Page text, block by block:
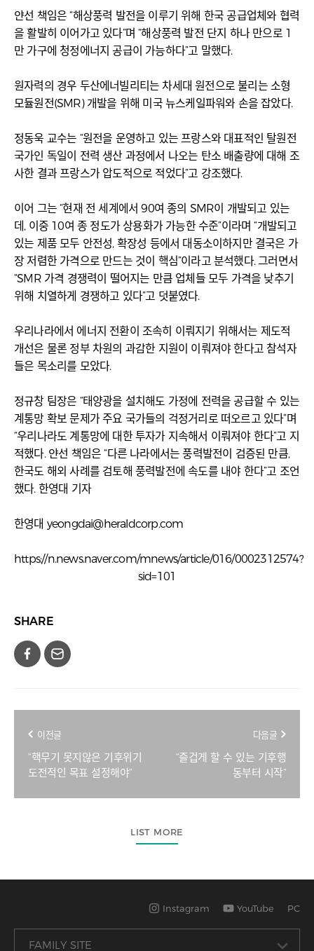
얀선 책임은 “해상풍력 발전을 이루기 위해 한국 공급업체와 협력
을 활발히 이어가고 있다”며 “해상풍력 발전 단지 하나 만으로 1
만 가구에 청정에너지 공급이 가능하다”고 말했다.
원자력의 경우 두산에너빌리티는 차세대 원전으로 불리는 소형
모듈원전(SMR) 개발을 위해 미국 뉴스케일파워와 손을 잡았다.
정동욱 교수는 “원전을 운영하고 있는 프랑스와 대표적인 탈원전
국가인 독일이 전력 생산 과정에서 나오는 탄소 배출량에 대해 조
사한 결과 프랑스가 압도적으로 적었다”고 강조했다.
이어 그는 “현재 전 세계에서 90여 종의 SMR이 개발되고 있는
데, 이중 10여 종 정도가 상용화가 가능한 수준”이라며 “개발되고
있는 제품 모두 안전성, 확장성 등에서 대동소이하지만 결국은 가
장 저렴한 가격으로 만드는 것이 핵심”이라고 분석했다. 그러면서
“SMR 가격 경쟁력이 떨어지는 만큼 업체들 모두 가격을 낮추기
위해 치열하게 경쟁하고 있다”고 덧붙였다.
우리나라에서 에너지 전환이 조속히 이뤄지기 위해서는 제도적
개선은 물론 정부 차원의 과감한 지원이 이뤄져야 한다고 참석자
들은 목소리를 모았다.
정규창 팀장은 “태양광을 설치해도 가정에 전력을 공급할 수 있는
계통망 확보 문제가 주요 국가들의 걱정거리로 떠오르고 있다”며
“우리나라도 계통망에 대한 투자가 지속해서 이뤄져야 한다”고 지
적했다. 얀선 책임은 “다른 나라에서는 풍력발전이 검증된 만큼,
한국도 해외 사례를 검토해 풍력발전에 속도를 내야 한다”고 조언
했다. 한영대 기자
한영대 yeongdai@heraldcorp.com
https://n.news.naver.com/mnews/article/016/0002312574?
sid=101
SHARE
이전글
“핵무기 못지않은 기후위기
도전적인 목표 설정해야”
다음글
“즐겁게 할 수 있는 기후행
동부터 시작”
LIST MORE
Instagram YouTube PC